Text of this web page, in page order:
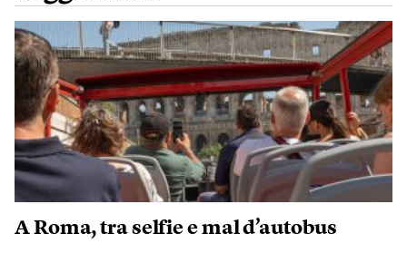
A Roma, tra selfie e mal d’autobus